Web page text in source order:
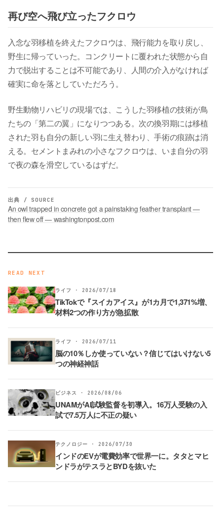
再び空へ飛び立ったフクロウ
入念な羽移植を終えたフクロウは、飛行能力を取り戻し、
野生に帰っていった。コンクリートに覆われた状態から自
力で脱出することは不可能であり、人間の介入がなければ
確実に命を落としていただろう。
野生動物リハビリの現場では、こうした羽移植の技術が鳥
たちの「第二の翼」になりつつある。次の換羽期には移植
された羽も自分の新しい羽に生え替わり、手術の痕跡は消
える。セメントまみれの小さなフクロウは、いま自分の羽
で夜の森を滑空しているはずだ。
出典 / SOURCE
An owl trapped in concrete got a painstaking feather transplant —
then flew off — washingtonpost.com
READ NEXT
ライフ · 2026/07/18
TikTokで『スイカアイス』が1カ月で1,371%増、
材料2つの作り方が急拡散
ライフ · 2026/07/11
脳の10％しか使っていない？信じてはいけない5
つの神経神話
ビジネス · 2026/08/06
UNAMがAI試験監督を初導入。16万人受験の入
試で7.5万人に不正の疑い
テクノロジー · 2026/07/30
インドのEVが電費効率で世界一に。タタとマヒ
ンドラがテスラとBYDを抜いた